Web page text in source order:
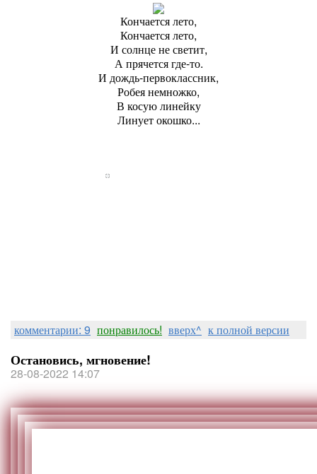
Кончается лето,
Кончается лето,
И солнце не светит,
А прячется где-то.
И дождь-первоклассник,
Робея немножко,
В косую линейку
Линует окошко...
комментарии: 9 понравилось! вверх^ к полной версии
Остановись, мгновение!
28-08-2022 14:07